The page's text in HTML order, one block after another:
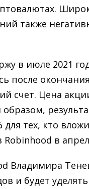
также
в июле 2021
после
счет. Цена
для тех, кто
в
Владимира
и будет